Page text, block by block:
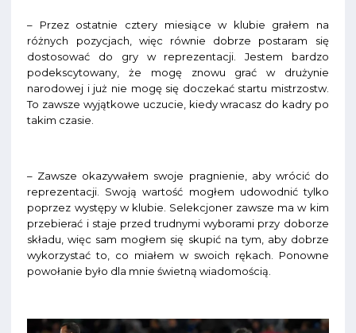
– Przez ostatnie cztery miesiące w klubie grałem na
różnych pozycjach, więc równie dobrze postaram się
dostosować do gry w reprezentacji. Jestem bardzo
podekscytowany, że mogę znowu grać w drużynie
narodowej i już nie mogę się doczekać startu mistrzostw.
To zawsze wyjątkowe uczucie, kiedy wracasz do kadry po
takim czasie.
– Zawsze okazywałem swoje pragnienie, aby wrócić do
reprezentacji. Swoją wartość mogłem udowodnić tylko
poprzez występy w klubie. Selekcjoner zawsze ma w kim
przebierać i staje przed trudnymi wyborami przy doborze
składu, więc sam mogłem się skupić na tym, aby dobrze
wykorzystać to, co miałem w swoich rękach. Ponowne
powołanie było dla mnie świetną wiadomością.